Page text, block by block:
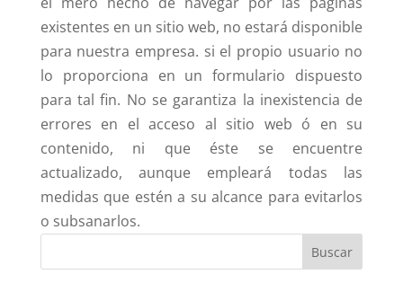
existentes en un sitio web, no estará disponible
para nuestra empresa. si el propio usuario no
lo proporciona en un formulario dispuesto
para tal fin. No se garantiza la inexistencia de
errores en el acceso al sitio web ó en su
contenido, ni que éste se encuentre
actualizado, aunque empleará todas las
medidas que estén a su alcance para evitarlos
o subsanarlos.